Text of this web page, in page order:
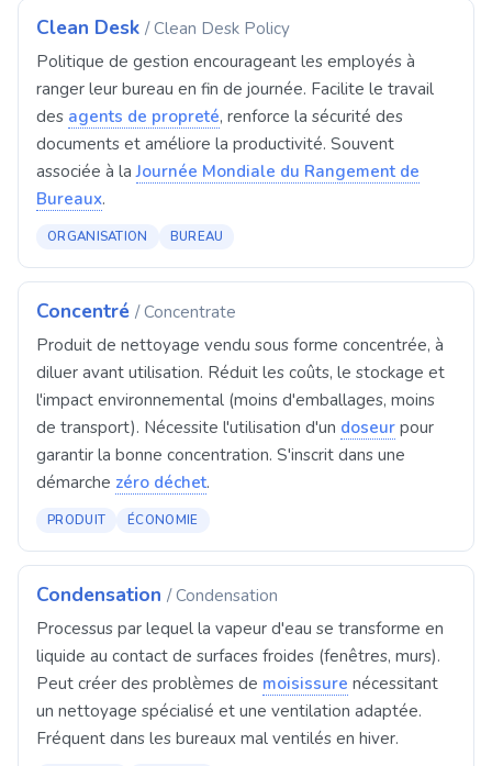
Clean Desk / Clean Desk Policy
Politique de gestion encourageant les employés à
ranger leur bureau en fin de journée. Facilite le travail
des agents de propreté, renforce la sécurité des
documents et améliore la productivité. Souvent
associée à laJournée Mondiale du Rangement de
Bureaux.
ORGANISATION BUREAU
Concentré / Concentrate
Produit de nettoyage vendu sous forme concentrée, à
diluer avant utilisation. Réduit les coûts, le stockage et
l'impact environnemental (moins d'emballages, moins
de transport). Nécessite l'utilisation d'un doseur pour
garantir la bonne concentration. S'inscrit dans une
démarche zéro déchet.
PRODUIT ÉCONOMIE
Condensation / Condensation
Processus par lequel la vapeur d'eau se transforme en
liquide au contact de surfaces froides (fenêtres, murs).
Peut créer des problèmes de moisissure nécessitant
un nettoyage spécialisé et une ventilation adaptée.
Fréquent dans les bureaux mal ventilés en hiver.